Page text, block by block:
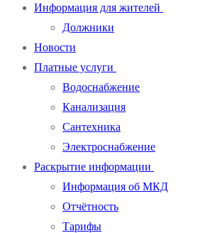
Информация для жителей
Должники
Новости
Платные услуги
Водоснабжение
Канализация
Сантехника
Электроснабжение
Раскрытие информации
Информация об МКД
Отчётность
Тарифы